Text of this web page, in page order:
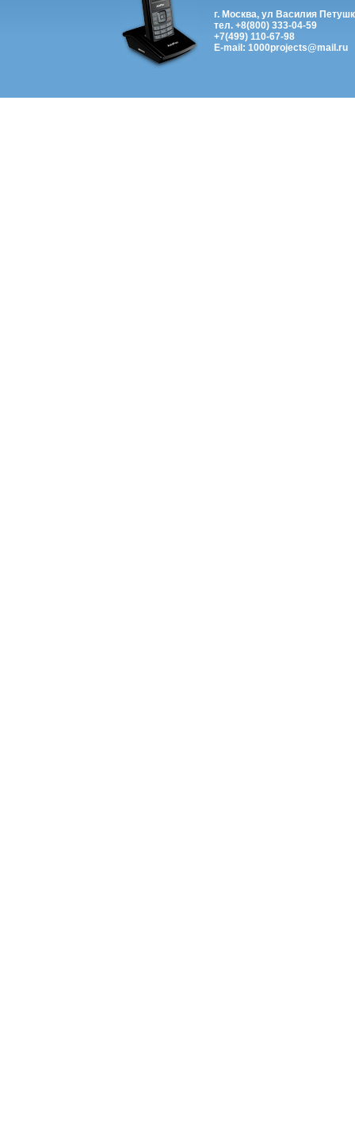
г. Москва, ул Василия
тел. +8(800) 333-04-59
+7(499) 110-67-98
E-mail: 1000projects@mail.ru